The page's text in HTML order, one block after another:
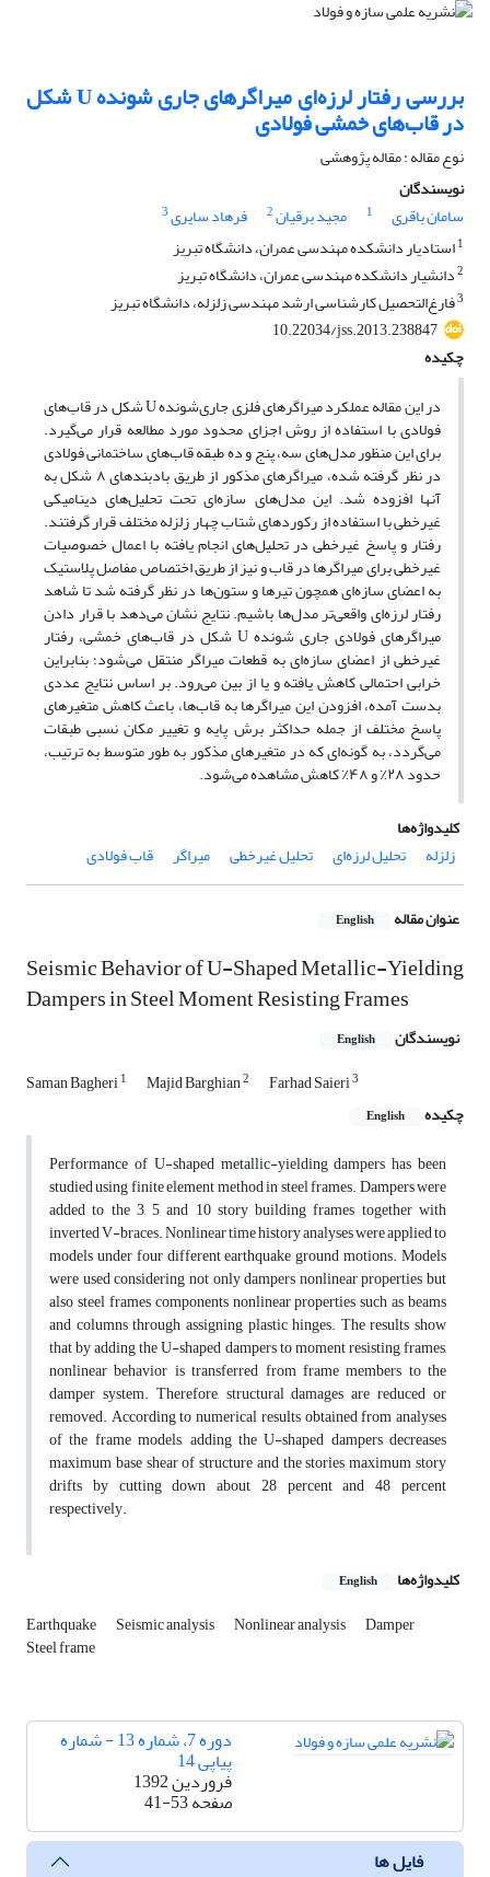
بررسی رفتار لرزه‌ای میراگرهای جاری شونده U شکل
در قاب‌های خمشی فولادی
نوع مقاله : مقاله پژوهشی
نویسندگان
سامان باقری
1 مجید برقیان2 فرهاد سایری3
1استادیار دانشکده مهندسی عمران، دانشگاه تبریز
2دانشیار دانشکده مهندسی عمران، دانشگاه تبریز
3فارغ‌التحصیل کارشناسی ارشد مهندسی زلزله، دانشگاه تبریز
10.22034/jss.2013.238847
چکیده
در این مقاله عملکرد میراگرهای فلزی جاری‌شونده U شکل در قاب‌های
فولادی با استفاده از روش اجزای محدود مورد مطالعه قرار می‌گیرد.
برای این منظور مدل‌های سه، پنج و ده طبقه قاب‌های ساختمانی فولادی
در نظر گرفته شده، میراگرهای مذکور از طریق بادبندهای ۸ شکل به
آنها افزوده شد. این مدل‌های سازه‌ای تحت تحلیل‌های دینامیکی
غیرخطی با استفاده از رکوردهای شتاب چهار زلزله مختلف قرار گرفتند.
رفتار و پاسخ غیرخطی در تحلیل‌های انجام یافته با اعمال خصوصیات
غیرخطی برای میراگرها در قاب و نیز از طریق اختصاص مفاصل پلاستیک
به اعضای سازه‌ای همچون تیرها و ستون‌ها در نظر گرفته شد تا شاهد
رفتار لرزه‌ای واقعی‌تر مدل‌ها باشیم. نتایج نشان می‌دهد با قرار دادن
میراگرهای فولادی جاری شونده U شکل در قاب‌های خمشی، رفتار
غیرخطی از اعضای سازه‌ای به قطعات میراگر منتقل می‌شود؛ بنابراین
خرابی احتمالی کاهش یافته و یا از بین می‌رود. بر اساس نتایج عددی
بدست‌ آمده، افزودن این میراگرها به قاب‌ها، باعث کاهش متغیرهای
پاسخ مختلف از جمله حداکثر برش پایه و تغییر مکان نسبی طبقات
می‌گردد، به گونه‌ای که در متغیرهای مذکور به طور متوسط به ترتیب،
حدود ۲۸٪ و ۴۸٪ کاهش مشاهده می‌شود.
کلیدواژه‌ها
زلزله
تحلیل لرزه‌ای تحلیل غیرخطی میراگر قاب فولادی
عنوان مقاله English
Seismic Behavior of U-Shaped Metallic-Yielding
Dampers in Steel Moment Resisting Frames
نویسندگان English
Saman Bagheri1 Majid Barghian2 Farhad Saieri3
چکیده English
Performance of U-shaped metallic-yielding dampers has been
studied using finite element method in steel frames. Dampers were
added to the 3, 5 and 10 story building frames together with
inverted V-braces. Nonlinear time history analyses were applied to
models under four different earthquake ground motions. Models
were used considering not only dampers nonlinear properties but
also steel frames components nonlinear properties such as beams
and columns through assigning plastic hinges. The results show
that by adding the U-shaped dampers to moment resisting frames,
nonlinear behavior is transferred from frame members to the
damper system. Therefore, structural damages are reduced or
removed. According to numerical results obtained from analyses
of the frame models, adding the U-shaped dampers decreases
maximum base shear of structure and the stories maximum story
drifts by cutting down about 28 percent and 48 percent
respectively.
کلیدواژه‌ها English
Earthquake Seismic analysis Nonlinear analysis Damper
Steel frame
دوره 7، شماره 13 - شماره
پیاپی 14
فروردین 1392
صفحه41-53
فایل ها